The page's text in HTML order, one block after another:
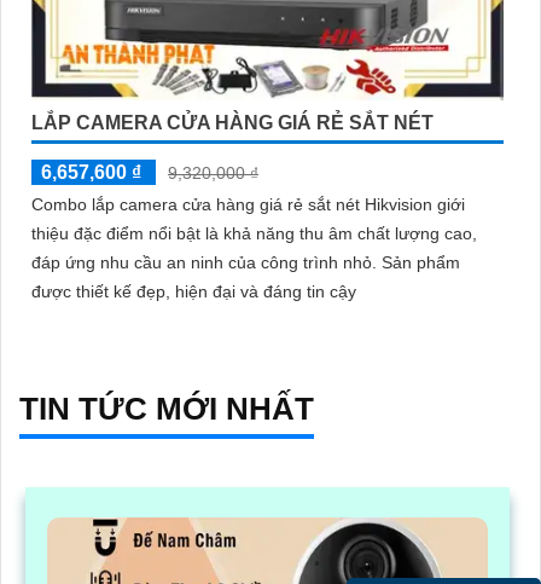
LẮP CAMERA CỬA HÀNG GIÁ RẺ SẮT NÉT
6,657,600 ₫
9,320,000 ₫
Combo lắp camera cửa hàng giá rẻ sắt nét Hikvision giới
thiệu đặc điểm nổi bật là khả năng thu âm chất lượng cao,
đáp ứng nhu cầu an ninh của công trình nhỏ. Sản phẩm
được thiết kế đẹp, hiện đại và đáng tin cậy
TIN TỨC MỚI NHẤT